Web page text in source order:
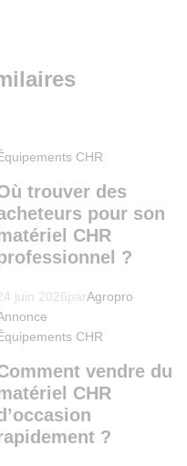
CHR
trouver des
pour son
CHR
?
juin 2026parAgropro
CHR
vendre du
CHR
?